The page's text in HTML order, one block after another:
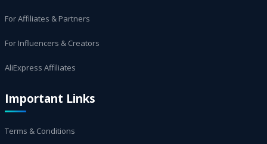
For Affiliates & Partners
For Influencers & Creators
AliExpress Affiliates
Important Links
Terms & Conditions